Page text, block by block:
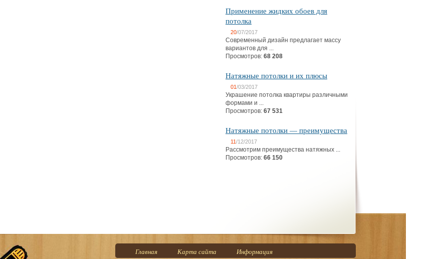
Применение жидких обоев для
потолка
20/07/2017
Современный дизайн предлагает массу
вариантов для ...
Просмотров: 68 208
Натяжные потолки и их плюсы
01/03/2017
Украшение потолка квартиры различными
формами и ...
Просмотров: 67 531
Натяжные потолки — преимущества
11/12/2017
Рассмотрим преимущества натяжных ...
Просмотров: 66 150
Главная Карта сайта Информация